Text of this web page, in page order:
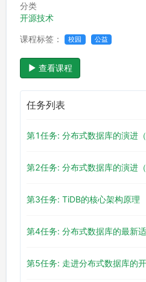
分类
开源技术
课程标签： 校园 公益
查看课程
任务列表
第1任务: 分布式数据库的演进（
第2任务: 分布式数据库的演进（
第3任务: TiDB的核心架构原理
第4任务: 分布式数据库的最新
第5任务: 走进分布式数据库的